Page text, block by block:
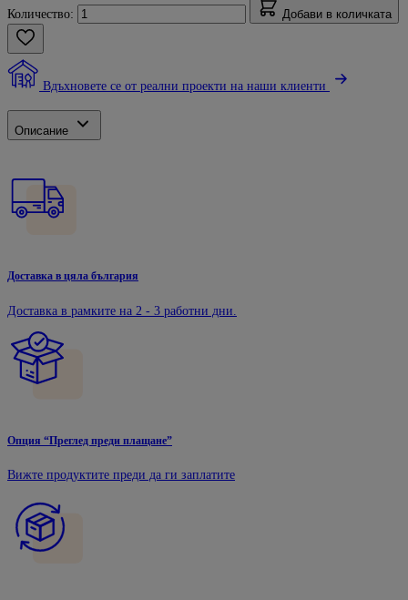
Количество: Добави в количката
Вдъхновете се от реални проекти на наши клиенти
Описание
Доставка в цяла българия
Доставка в рамките на 2 - 3 работни дни.
Опция “Преглед преди плащане”
Вижте продуктите преди да ги заплатите